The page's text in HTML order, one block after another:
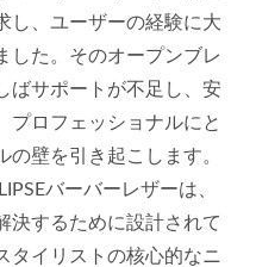
し、ユーザーの経験に大
した。そのオープンブレ
ばサポートが不足し、安
プロフェッショナルにと
の壁を引き起こします。
バーバーレザーは、
決するために設計されて
タイリストの核心的なニ